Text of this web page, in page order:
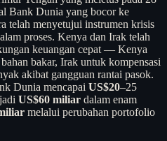
Bank Dunia yang bocor ke
telah menyetujui instrumen krisis
proses. Kenya dan Irak telah
keuangan cepat — Kenya
bakar, Irak untuk kompensasi
akibat gangguan rantai pasok.
Dunia mencapai US$20–25
US$60 miliar dalam enam
melalui perubahan portofolio